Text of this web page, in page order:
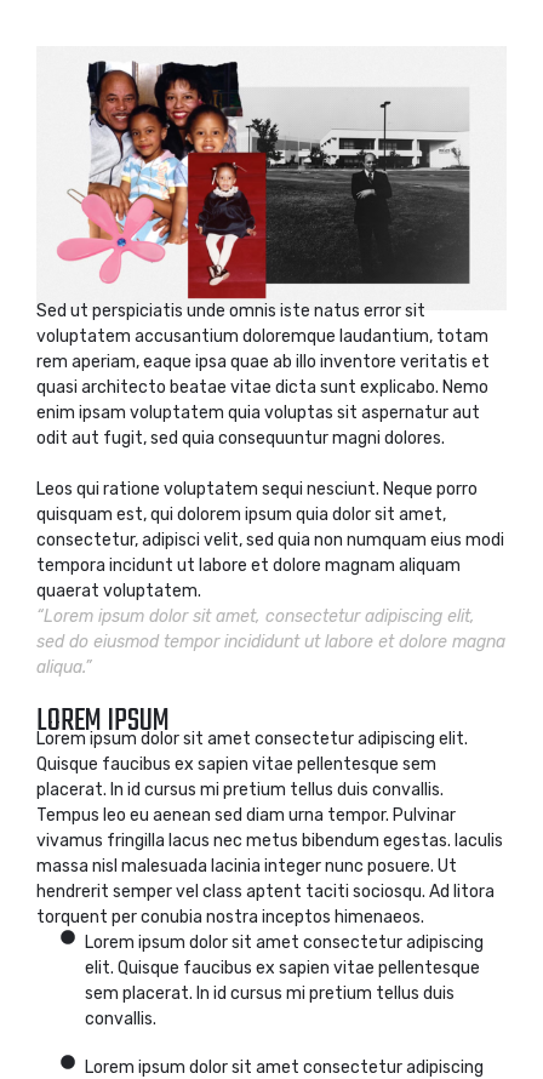
Sed ut perspiciatis unde omnis iste natus error sit
voluptatem accusantium doloremque laudantium, totam
rem aperiam, eaque ipsa quae ab illo inventore veritatis et
quasi architecto beatae vitae dicta sunt explicabo. Nemo
enim ipsam voluptatem quia voluptas sit aspernatur aut
odit aut fugit, sed quia consequuntur magni dolores.
Leos qui ratione voluptatem sequi nesciunt. Neque porro
quisquam est, qui dolorem ipsum quia dolor sit amet,
consectetur, adipisci velit, sed quia non numquam eius modi
tempora incidunt ut labore et dolore magnam aliquam
quaerat voluptatem.
“Lorem ipsum dolor sit amet, consectetur adipiscing elit,
sed do eiusmod tempor incididunt ut labore et dolore magna
aliqua.”
LOREM IPSUM
Lorem ipsum dolor sit amet consectetur adipiscing elit.
Quisque faucibus ex sapien vitae pellentesque sem
placerat. In id cursus mi pretium tellus duis convallis.
Tempus leo eu aenean sed diam urna tempor. Pulvinar
vivamus fringilla lacus nec metus bibendum egestas. Iaculis
massa nisl malesuada lacinia integer nunc posuere. Ut
hendrerit semper vel class aptent taciti sociosqu. Ad litora
torquent per conubia nostra inceptos himenaeos.
Lorem ipsum dolor sit amet consectetur adipiscing
elit. Quisque faucibus ex sapien vitae pellentesque
sem placerat. In id cursus mi pretium tellus duis
convallis.
Lorem ipsum dolor sit amet consectetur adipiscing